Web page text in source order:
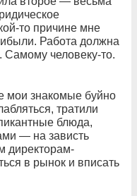
то причине мне
Работа должна
Самому человеку-то.
мои знакомые буйно
тратили
блюда,
— на зависть
директорам-
в рынок и вписать